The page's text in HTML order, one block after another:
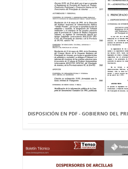
DISPOSICIÓN EN PDF - GOBIERNO DEL